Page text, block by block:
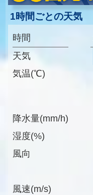
1時間ごとの天気
時間
天気
気温(℃)
降水量(mm/h)
湿度(%)
風向
風速(m/s)